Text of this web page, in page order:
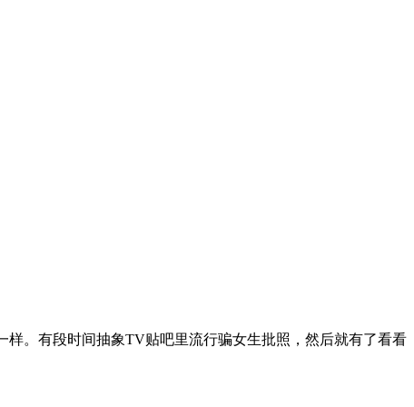
。有段时间抽象TV贴吧里流行骗女生批照，然后就有了看看